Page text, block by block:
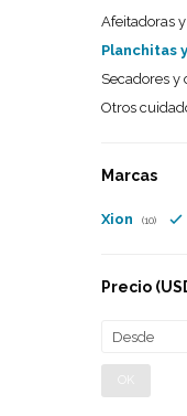
Afeitadoras
Planchitas
Secadores y
Otros
Marcas
Xion (10)
Precio